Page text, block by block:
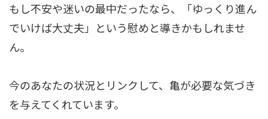
もし不安や迷いの最中だったなら、「ゆっくり進ん
でいけば大丈夫」という慰めと導きかもしれませ
ん。
今のあなたの状況とリンクして、亀が必要な気づき
を与えてくれています。